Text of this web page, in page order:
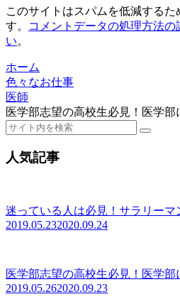
このサイトはスパムを低減するた
す。
コメントデータの処理方法
い。
ホーム
色々なお仕事
医師
医学部志望の高校生必見！医学部
人気記事
迷っている人は必見！サラリーマ
2019.05.232020.09.24
医学部志望の高校生必見！医学部
2019.05.262020.09.23